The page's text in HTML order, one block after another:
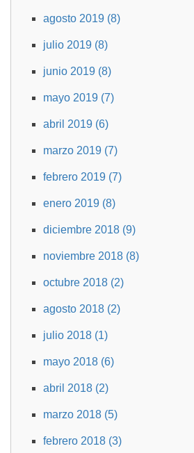
agosto 2019 (8)
julio 2019 (8)
junio 2019 (8)
mayo 2019 (7)
abril 2019 (6)
marzo 2019 (7)
febrero 2019 (7)
enero 2019 (8)
diciembre 2018 (9)
noviembre 2018 (8)
octubre 2018 (2)
agosto 2018 (2)
julio 2018 (1)
mayo 2018 (6)
abril 2018 (2)
marzo 2018 (5)
febrero 2018 (3)